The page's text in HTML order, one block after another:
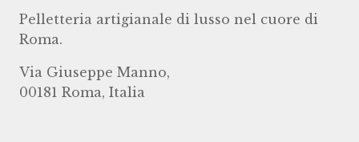
Pelletteria artigianale di lusso nel cuore di
Roma.
Via Giuseppe Manno,
00181 Roma, Italia